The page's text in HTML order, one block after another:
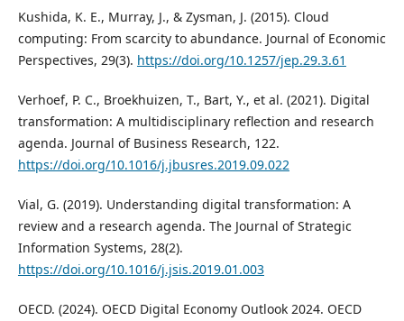
Kushida, K. E., Murray, J., & Zysman, J. (2015). Cloud
computing: From scarcity to abundance. Journal of Economic
Perspectives, 29(3). https://doi.org/10.1257/jep.29.3.61
Verhoef, P. C., Broekhuizen, T., Bart, Y., et al. (2021). Digital
transformation: A multidisciplinary reflection and research
agenda. Journal of Business Research, 122.
https://doi.org/10.1016/j.jbusres.2019.09.022
Vial, G. (2019). Understanding digital transformation: A
review and a research agenda. The Journal of Strategic
Information Systems, 28(2).
https://doi.org/10.1016/j.jsis.2019.01.003
OECD. (2024). OECD Digital Economy Outlook 2024. OECD